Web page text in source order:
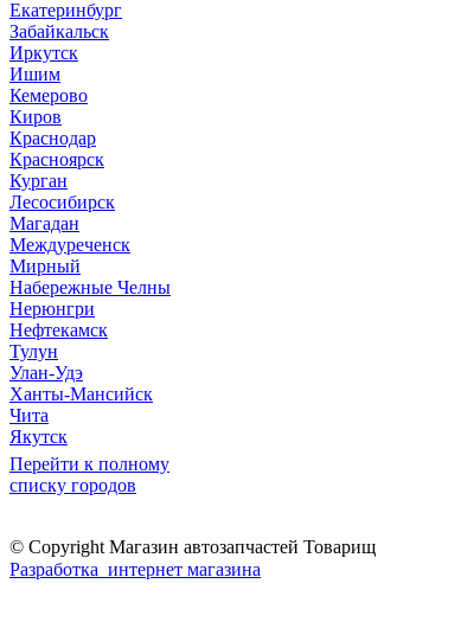
Екатеринбург
Забайкальск
Иркутск
Ишим
Кемерово
Киров
Краснодар
Красноярск
Курган
Лесосибирск
Магадан
Междуреченск
Мирный
Набережные Челны
Нерюнгри
Нефтекамск
Тулун
Улан-Удэ
Ханты-Мансийск
Чита
Якутск
Перейти к полному
списку городов
© Copyright Магазин автозапчастей Товарищ
Разработка интернет магазина